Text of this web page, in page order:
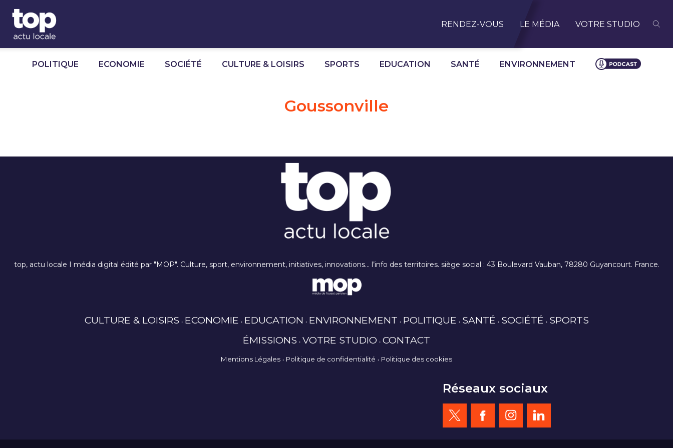
RENDEZ-VOUS LE MÉDIA VOTRE STUDIO
POLITIQUE ECONOMIE SOCIÉTÉ CULTURE & LOISIRS SPORTS EDUCATION SANTÉ ENVIRONNEMENT
Goussonville
top, actu locale I média digital édité par "MOP". Culture, sport, environnement, initiatives, innovations… l’info des territoires. siège social : 43 Boulevard Vauban, 78280 Guyancourt. France.
CULTURE & LOISIRS ECONOMIE EDUCATION ENVIRONNEMENT POLITIQUE SANTÉ SOCIÉTÉ SPORTS
ÉMISSIONS VOTRE STUDIO CONTACT
Mentions Légales Politique de confidentialité Politique des cookies
Réseaux sociaux